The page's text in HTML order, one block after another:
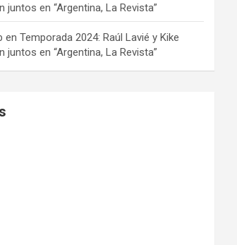
juntos en “Argentina, La Revista”
enTemporada 2024: Raúl Lavié y Kike
juntos en “Argentina, La Revista”